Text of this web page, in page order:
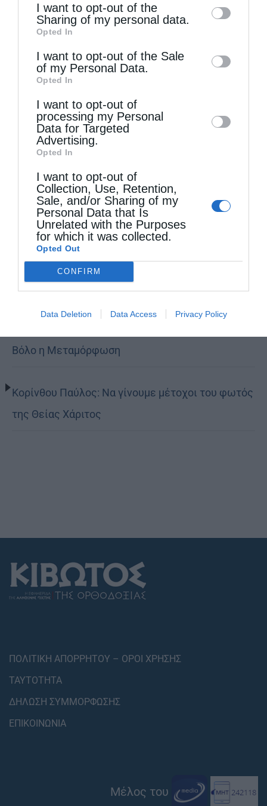
information by third parties on the IAB’s list
of downstream participants. This
information may also be disclosed by us to
third parties on theIAB’s List of
Downstream Participants
disclose it to other third parties.
I want to opt-out of the
Sharing of my personal data.
Opted In
I want to opt-out of the Sale
of my Personal Data.
Opted In
I want to opt-out of
processing my Personal
Data for Targeted
Advertising.
Opted In
I want to opt-out of
Collection, Use, Retention,
Sale, and/or Sharing of my
Personal Data that Is
Unrelated with the Purposes
for which it was collected.
Opted Out
CONFIRM
Data Deletion Data Access Privacy Policy
Επίσκεψη του Δ/ντού της Β/θμιας Εκπαίδευσης
στον Μητροπολίτη Δημητριάδος
Κακό και εκδίκηση
Χειροτονία Διακόνου από τον Αρχιεπίσκοπο
Αυστραλίας στην Ιερά Επισκοπή Χώρας
Δημητριάδος Ιγνάτιος: «Ο Χριστός μάς έδειξε το
Βόλο η Μεταμόρφωση
Κορίνθου Παύλος: Να γίνουμε μέτοχοι του φωτός
της Θείας Χάριτος
ΠΟΛΙΤΙΚΗ ΑΠΟΡΡΗΤΟΥ – ΟΡΟΙ ΧΡΗΣΗΣ
ΤΑΥΤΟΤΗΤΑ
ΔΗΛΩΣΗ ΣΥΜΜΟΡΦΩΣΗΣ
ΕΠΙΚΟΙΝΩΝΙΑ
Μέλος του